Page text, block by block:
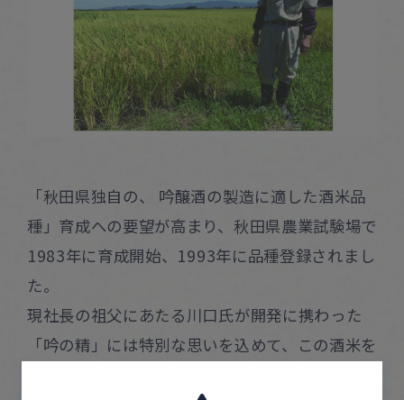
「秋田県独自の、 吟醸酒の製造に適した酒米品
種」育成への要望が高まり、秋田県農業試験場で
1983年に育成開始、1993年に品種登録されまし
た。
現社長の祖父にあたる川口氏が開発に携わった
「吟の精」には特別な思いを込めて、この酒米を